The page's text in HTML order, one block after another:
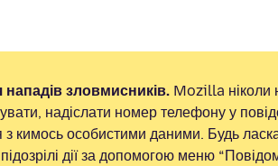
нападів зловмисників. Mozilla ніколи
надіслати номер телефону у
з кимось особистими даними. Будь
дії за допомогою меню